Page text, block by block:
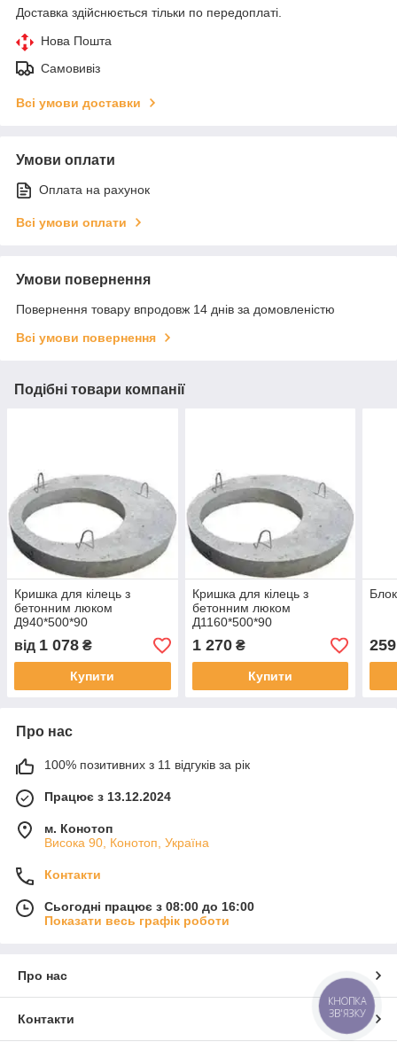
Доставка здійснюється тільки по передоплаті.
Нова Пошта
Самовивіз
Всі умови доставки
Умови оплати
Оплата на рахунок
Всі умови оплати
Умови повернення
Повернення товару впродовж 14 днів за домовленістю
Всі умови повернення
Подібні товари компанії
Кришка для кілець з
бетонним люком
Д940*500*90
від 1 078 ₴
Купити
Кришка для кілець з
бетонним люком
Д1160*500*90
1 270₴
Купити
259
Про нас
100% позитивних з 11 відгуків за рік
Працює з 13.12.2024
м. Конотоп
Висока 90, Конотоп, Україна
Контакти
Сьогодні працює з 08:00 до 16:00
Показати весь графік роботи
Про нас
Контакти
КНОПКА
ЗВ'ЯЗКУ